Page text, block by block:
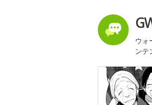
ウォ
ンテ